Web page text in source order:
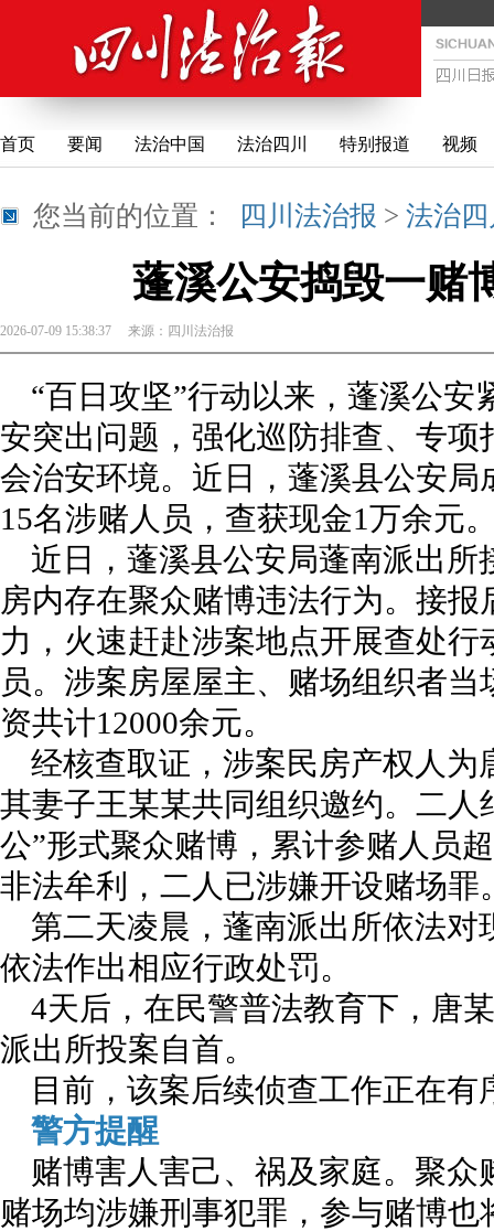
首页 要闻 法治中国 法治四川 特别报道 视频
您当前的位置： 四川法治报 > 法治
蓬溪公安捣毁一赌
2026-07-09 15:38:37 来源： 四川法治报
“百日攻坚”行动以来，蓬溪公安
安突出问题，强化巡防排查、专
会治安环境。近日，蓬溪县公安
15名涉赌人员，查获现金1万余元
近日，蓬溪县公安局蓬南派出
房内存在聚众赌博违法行为。接
力，火速赶赴涉案地点开展查处
员。涉案房屋屋主、赌场组织者
资共计12000余元。
经核查取证，涉案民房产权人
其妻子王某某共同组织邀约。二人
公”形式聚众赌博，累计参赌人员
非法牟利，二人已涉嫌开设赌场罪
第二天凌晨，蓬南派出所依法对
依法作出相应行政处罚。
4天后，在民警普法教育下，唐
派出所投案自首。
目前，该案后续侦查工作正在有
警方提醒
赌博害人害己、祸及家庭。聚
赌场均涉嫌刑事犯罪，参与赌博